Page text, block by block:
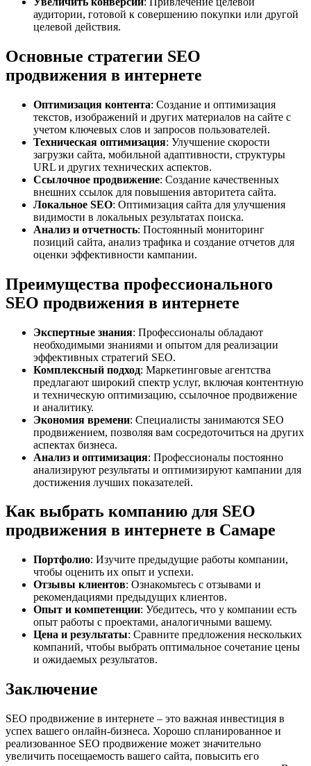
аудитории, готовой к совершению покупки или другой
целевой действия.
Основные стратегии SEO
продвижения в интернете
Оптимизация контента: Создание и оптимизация
текстов, изображений и других материалов на сайте с
учетом ключевых слов и запросов пользователей.
Техническая оптимизация: Улучшение скорости
загрузки сайта, мобильной адаптивности, структуры
URL и других технических аспектов.
Ссылочное продвижение: Создание качественных
внешних ссылок для повышения авторитета сайта.
Локальное SEO: Оптимизация сайта для улучшения
видимости в локальных результатах поиска.
Анализ и отчетность: Постоянный мониторинг
позиций сайта, анализ трафика и создание отчетов для
оценки эффективности кампании.
Преимущества профессионального
SEO продвижения в интернете
Экспертные знания: Профессионалы обладают
необходимыми знаниями и опытом для реализации
эффективных стратегий SEO.
Комплексный подход: Маркетинговые агентства
предлагают широкий спектр услуг, включая контентную
и техническую оптимизацию, ссылочное продвижение
и аналитику.
Экономия времени: Специалисты занимаются SEO
продвижением, позволяя вам сосредоточиться на других
аспектах бизнеса.
Анализ и оптимизация: Профессионалы постоянно
анализируют результаты и оптимизируют кампании для
достижения лучших показателей.
Как выбрать компанию для SEO
продвижения в интернете в Самаре
Портфолио: Изучите предыдущие работы компании,
чтобы оценить их опыт и успехи.
Отзывы клиентов: Ознакомьтесь с отзывами и
рекомендациями предыдущих клиентов.
Опыт и компетенции: Убедитесь, что у компании есть
опыт работы с проектами, аналогичными вашему.
Цена и результаты: Сравните предложения нескольких
компаний, чтобы выбрать оптимальное сочетание цены
и ожидаемых результатов.
Заключение
SEO продвижение в интернете – это важная инвестиция в
успех вашего онлайн-бизнеса. Хорошо спланированное и
реализованное SEO продвижение может значительно
увеличить посещаемость вашего сайта, повысить его